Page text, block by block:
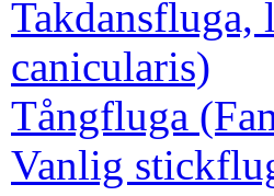
Takdansfluga,
canicularis)
Tångfluga
Vanlig